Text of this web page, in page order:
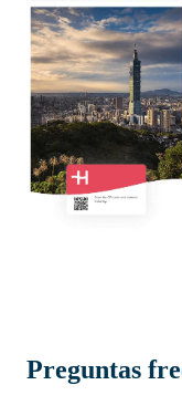
Preguntas